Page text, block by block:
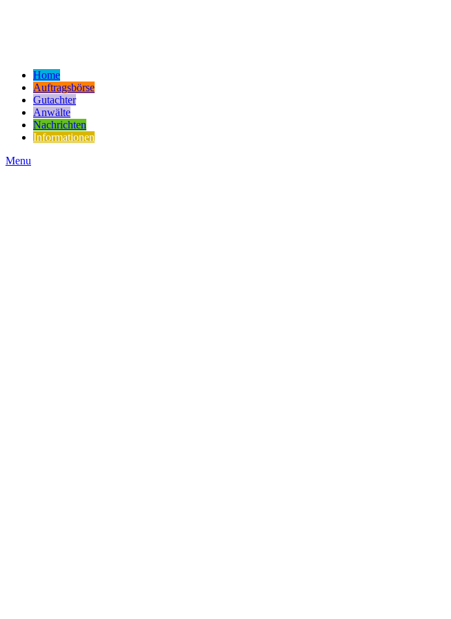
Home
Auftragsbörse
Gutachter
Anwälte
Nachrichten
Informationen
Menu